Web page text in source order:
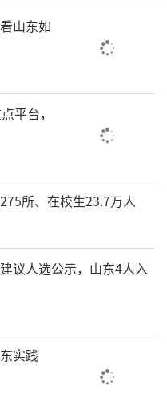
山东如
平台，
所、在校生23.7万人
议人选公示，山东4人入
实践